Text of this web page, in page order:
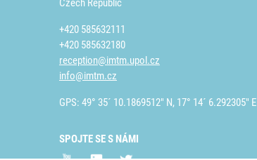
Czech Republic
+420 585632111
+420 585632180
reception@imtm.upol.cz
info@imtm.cz
GPS: 49° 35´ 10.1869512" N, 17° 14´ 6.292305" E
SPOJTE SE S NÁMI